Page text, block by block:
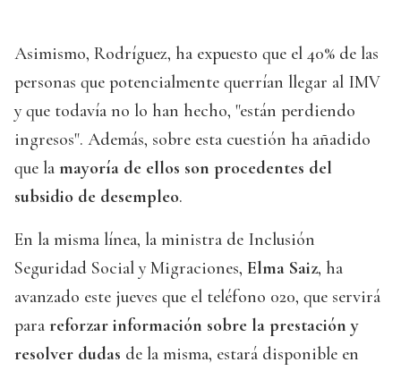
Asimismo, Rodríguez, ha expuesto que el 40% de las
personas que potencialmente querrían llegar al IMV
y que todavía no lo han hecho, "están perdiendo
ingresos". Además, sobre esta cuestión ha añadido
que la mayoría de ellos son procedentes del
subsidio de desempleo.
En la misma línea, la ministra de Inclusión
Seguridad Social y Migraciones, Elma Saiz, ha
avanzado este jueves que el teléfono 020, que servirá
para reforzar información sobre la prestación y
resolver dudas de la misma, estará disponible en